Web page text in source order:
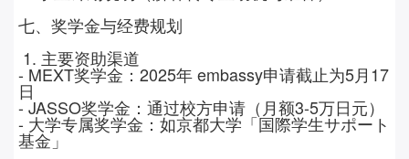
七、奖学金与经费规划
1. 主要资助渠道
- MEXT奖学金：2025年embassy申请截止为5月17
日
- JASSO奖学金：通过校方申请（月额3-5万日元）
- 大学专属奖学金：如京都大学「国際学生サポート
基金」